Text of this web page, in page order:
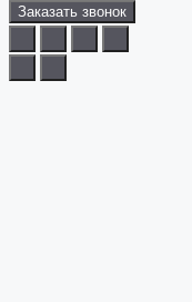
Заказать звонок